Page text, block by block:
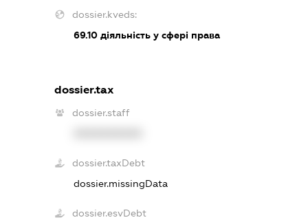
dossier.kveds:
69.10діяльність у сфері права
dossier.tax
dossier.staff
dossier.taxDebt
dossier.missingData
dossier.esvDebt